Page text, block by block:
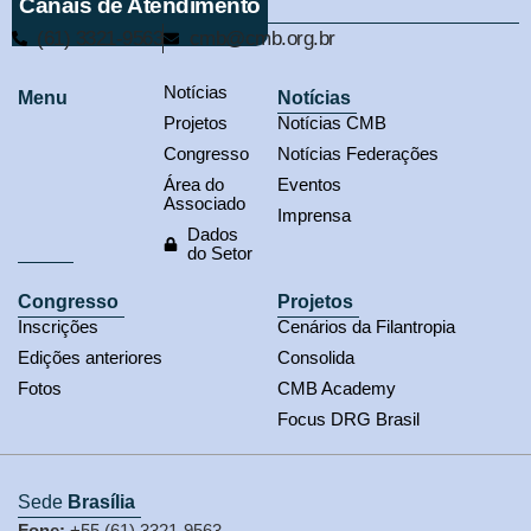
Canais de Atendimento
(61) 3321-9563 cmb@cmb.org.br
Menu
Notícias
Projetos
Congresso
Área do
Associado
Dados
do Setor
Notícias
Notícias CMB
Notícias Federações
Eventos
Imprensa
Congresso
Inscrições
Edições anteriores
Fotos
Projetos
Cenários da Filantropia
Consolida
CMB Academy
Focus DRG Brasil
Sede Brasília